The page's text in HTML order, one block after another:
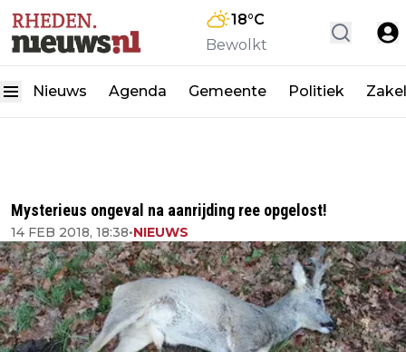
18°C
Bewolkt
Nieuws Agenda Gemeente Politiek
Mysterieus ongeval na aanrijding ree opgelost!
14 FEB 2018, 18:38•NIEUWS